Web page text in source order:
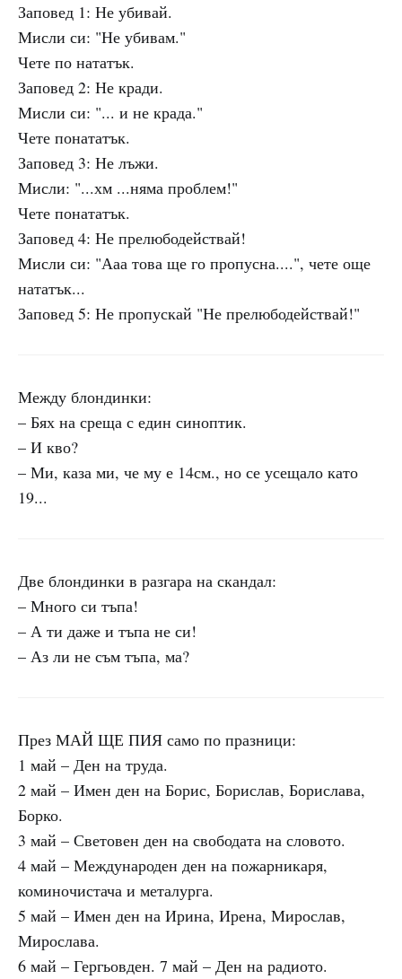
Заповед 1: Не убивай.
Мисли си: "Не убивам."
Чете по нататък.
Заповед 2: Не кради.
Мисли си: "... и не крада."
Чете понататък.
Заповед 3: Не лъжи.
Мисли: "...хм ...няма проблем!"
Чете понататък.
Заповед 4: Не прелюбодействай!
Мисли си: "Ааа това ще го пропусна....", чете още
нататък...
Заповед 5: Не пропускай "Не прелюбодействай!"
Между блондинки:
– Бях на среща с един синоптик.
– И кво?
– Ми, каза ми, че му е 14см., но се усещало като
19...
Две блондинки в разгара на скандал:
– Много си тъпа!
– А ти даже и тъпа не си!
– Аз ли не съм тъпа, ма?
През МАЙ ЩЕ ПИЯ само по празници:
1 май – Ден на труда.
2 май – Имен ден на Борис, Борислав, Борислава,
Борко.
3 май – Световен ден на свободата на словото.
4 май – Международен ден на пожарникаря,
коминочистача и металурга.
5 май – Имен ден на Ирина, Ирена, Мирослав,
Мирослава.
6 май – Гергьовден. 7 май – Ден на радиото.